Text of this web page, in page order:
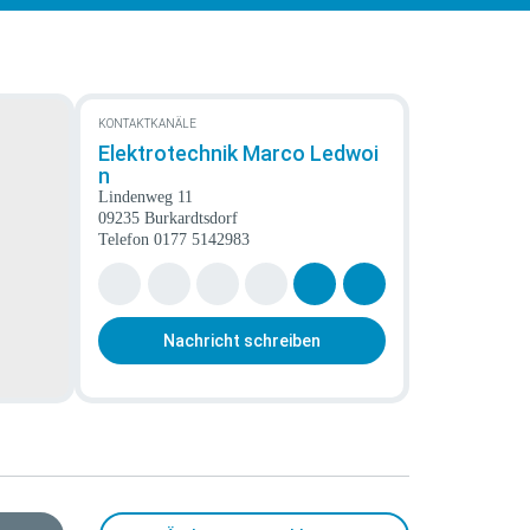
KONTAKTKANÄLE
Elektrotechnik Marco Ledwoi
n
Lindenweg 11
09235 Burkardtsdorf
Telefon0177 5142983
Nachricht schreiben